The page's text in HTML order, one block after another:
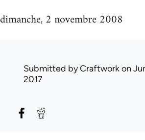
dimanche, 2 novembre 2008
Submitted byCraftworkon
2017